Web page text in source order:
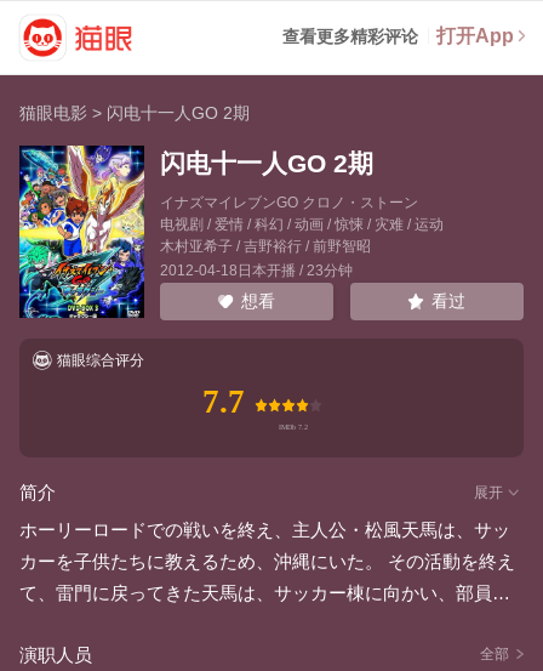
查看更多精彩评论 打开App
猫眼电影 > 闪电十一人GO 2期
闪电十一人GO 2期
イナズマイレブンGO クロノ・ストーン
电视剧 / 爱情 / 科幻 / 动画 / 惊悚 / 灾难 / 运动
木村亚希子/ 吉野裕行/ 前野智昭
2012-04-18日本开播 / 23分钟
想看 看过
猫眼综合评分
7.7
简介 展开
ホーリーロードでの戦いを終え、主人公・松風天馬は、サッ
カーを子供たちに教えるため、沖縄にいた。 その活動を終え
て、雷門に戻ってきた天馬は、サッカー棟に向かい、部員を
ァ」が現れる。 「お前からサッカーを消去する」 200年後の
演职人员 全部